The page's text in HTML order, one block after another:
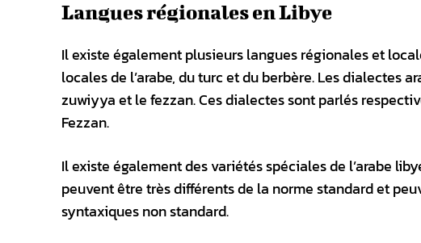
Langues régionales en Libye
Il existe également plusieurs langues régionales et
locales de l’arabe, du turc et du berbère. Les dialectes
zuwiyya et le fezzan. Ces dialectes sont parlés
Fezzan.
Il existe également des variétés spéciales de l’arabe
peuvent être très différents de la norme standard et
syntaxiques non standard.